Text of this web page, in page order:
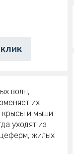
волн,
их
крысы и мыши
уходят из
жилых